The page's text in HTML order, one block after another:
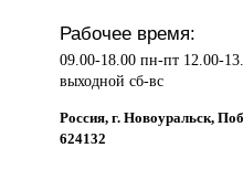
Рабочее время:
09.00-18.00 пн-пт 12.00-
выходной сб-вс
Россия, г. Новоуральск,
624132